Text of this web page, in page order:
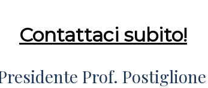
Contattaci subito!
Prof. Postiglione